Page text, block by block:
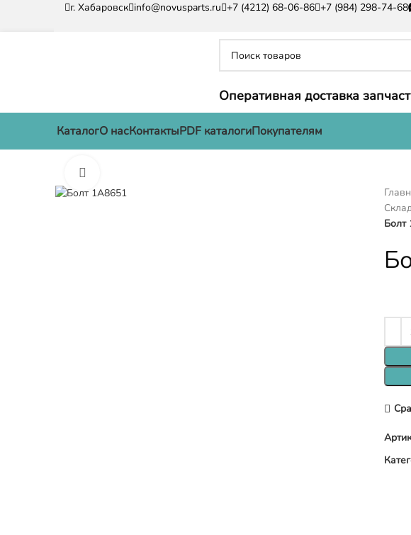
г. Хабаровск info@novusparts.ru +7 (4212) 68-06-86 +7 (984) 298-74-68
Оперативная доставка
КаталогО насКонтактыPDF каталогиПокупателям
Болт